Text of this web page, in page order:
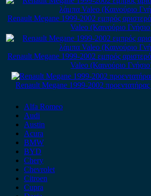
Renault Megane 1999-2002 εμπρός
Valeo (Καινούριο
Renault Megane 1999-2002 εμπρός
Valeo (Καινούριο
Renault Megane 1999-2002 προεντατήρας
Alfa Romeo
Audi
Austin
Acura
BMW
BYD
Chery
Chevrolet
Citroen
Cupra